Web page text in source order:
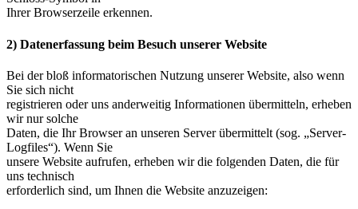
Ihrer Browserzeile erkennen.
2) Datenerfassung beim Besuch unserer Website
Bei der bloß informatorischen Nutzung unserer Website, also wenn
Sie sich nicht
registrieren oder uns anderweitig Informationen übermitteln, erheben
wir nur solche
Daten, die Ihr Browser an unseren Server übermittelt (sog. „Server-
Logfiles“). Wenn Sie
unsere Website aufrufen, erheben wir die folgenden Daten, die für
uns technisch
erforderlich sind, um Ihnen die Website anzuzeigen: